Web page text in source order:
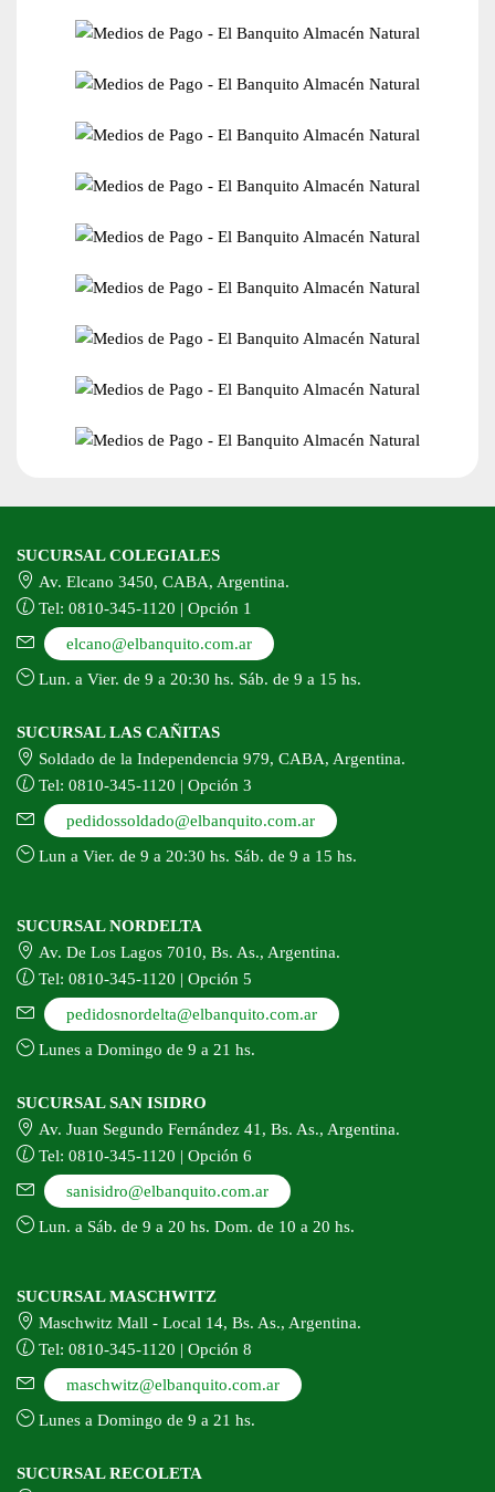
SUCURSAL COLEGIALES
Av. Elcano 3450, CABA, Argentina.
Tel: 0810-345-1120 | Opción 1
elcano@elbanquito.com.ar
Lun. a Vier. de 9 a 20:30 hs. Sáb. de 9 a 15 hs.
SUCURSAL LAS CAÑITAS
Soldado de la Independencia 979, CABA, Argentina.
Tel: 0810-345-1120 | Opción 3
pedidossoldado@elbanquito.com.ar
Lun a Vier. de 9 a 20:30 hs. Sáb. de 9 a 15 hs.
SUCURSAL NORDELTA
Av. De Los Lagos 7010, Bs. As., Argentina.
Tel: 0810-345-1120 | Opción 5
pedidosnordelta@elbanquito.com.ar
Lunes a Domingo de 9 a 21 hs.
SUCURSAL SAN ISIDRO
Av. Juan Segundo Fernández 41, Bs. As., Argentina.
Tel: 0810-345-1120 | Opción 6
sanisidro@elbanquito.com.ar
Lun. a Sáb. de 9 a 20 hs. Dom. de 10 a 20 hs.
SUCURSAL MASCHWITZ
Maschwitz Mall - Local 14, Bs. As., Argentina.
Tel: 0810-345-1120 | Opción 8
maschwitz@elbanquito.com.ar
Lunes a Domingo de 9 a 21 hs.
SUCURSAL RECOLETA